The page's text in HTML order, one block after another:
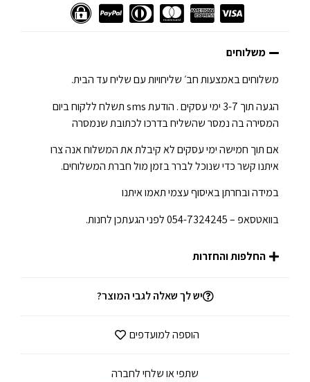
משלוחים
משלוחים באמצעות חב׳ שליחויות עם שליח עד הבית.
הגעה תוך 3-7 ימי עסקים . הודעת sms תשלח ללקוח ביום
המסירה בה נמסר שהשליח בדרכו לכתובת שנמסרה
אם תוך חמישה ימי עסקים לא קיבלת את המשלוח אנה צרו
איתנו קשר כדי שנוכל לברר בזמן מול חברת המשלוחים.
במידה ובחרתן באיסוף עצמי תאמו איתנו
בוואטסאפ – 054-7324245 לפני הגעתכן לחנות.
החלפות והחזרות
יש לך שאלה לגבי המוצר?
הוספה למועדפים
שתפי או שלחי לחברה